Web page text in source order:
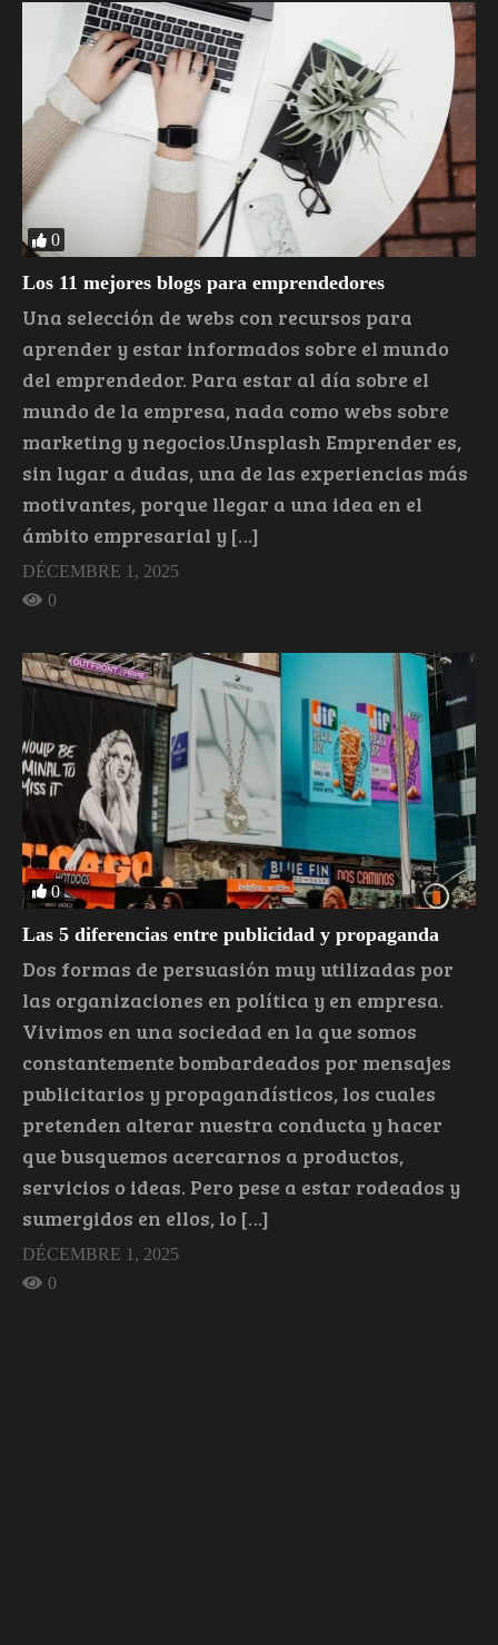
0
Los 11 mejores blogs para emprendedores
Una selección de webs con recursos para
aprender y estar informados sobre el mundo
del emprendedor. Para estar al día sobre el
mundo de la empresa, nada como webs sobre
marketing y negocios.Unsplash Emprender es,
sin lugar a dudas, una de las experiencias más
motivantes, porque llegar a una idea en el
ámbito empresarial y […]
DÉCEMBRE 1, 2025
0
0
Las 5 diferencias entre publicidad y propaganda
Dos formas de persuasión muy utilizadas por
las organizaciones en política y en empresa.
Vivimos en una sociedad en la que somos
constantemente bombardeados por mensajes
publicitarios y propagandísticos, los cuales
pretenden alterar nuestra conducta y hacer
que busquemos acercarnos a productos,
servicios o ideas. Pero pese a estar rodeados y
sumergidos en ellos, lo […]
DÉCEMBRE 1, 2025
0